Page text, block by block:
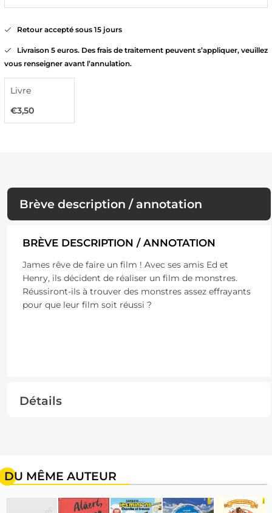
Retour accepté sous 15 jours
Livraison 5 euros. Des frais de traitement peuvent s’appliquer, veuillez
vous renseigner avant l’annulation.
Livre
€3,50
Brève description / annotation
BRÈVE DESCRIPTION / ANNOTATION
James rêve de faire un film ! Avec ses amis Ed et
Henry, ils décident de réaliser un film de monstres.
Réussiront-ils à trouver des monstres assez effrayants
pour que leur film soit réussi ?
Détails
DU MÊME AUTEUR